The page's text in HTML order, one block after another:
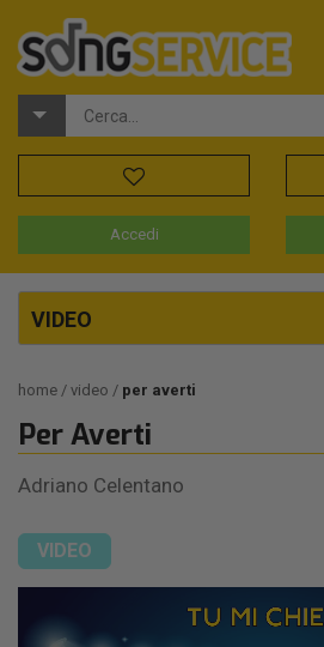
Accedi
VIDEO
home video per averti
Per Averti
Adriano Celentano
VIDEO